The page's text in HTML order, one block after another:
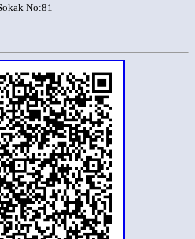
No:81